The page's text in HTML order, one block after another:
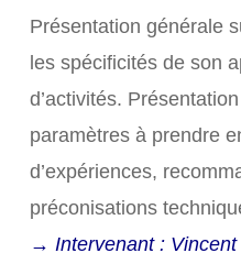
Présentation générale
les spécificités de son
d’activités.
paramètres à prendre
d’expériences,
préconisations
→ Intervenant : Vincent